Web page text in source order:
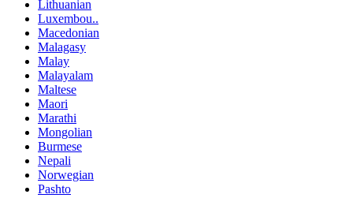
Lithuanian
Luxembou..
Macedonian
Malagasy
Malay
Malayalam
Maltese
Maori
Marathi
Mongolian
Burmese
Nepali
Norwegian
Pashto